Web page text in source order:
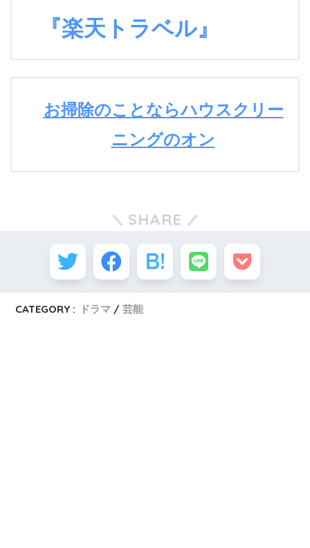
『楽天トラベル』
お掃除のことならハウスクリー
ニングのオン
SHARE
CATEGORY : ドラマ 芸能